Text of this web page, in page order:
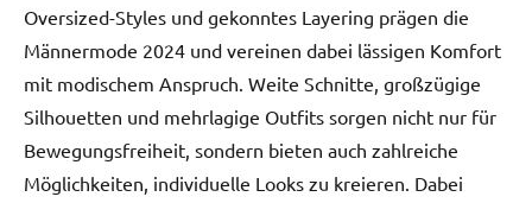
Oversized-Styles und gekonntes Layering prägen die
Männermode 2024 und vereinen dabei lässigen Komfort
mit modischem Anspruch. Weite Schnitte, großzügige
Silhouetten und mehrlagige Outfits sorgen nicht nur für
Bewegungsfreiheit, sondern bieten auch zahlreiche
Möglichkeiten, individuelle Looks zu kreieren. Dabei